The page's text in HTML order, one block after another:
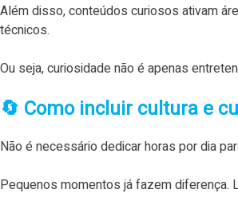
Além disso, conteúdos curiosos ativam
técnicos.
Ou seja, curiosidade não é apenas
🔄 Como incluir cultura e
Não é necessário dedicar horas por dia
Pequenos momentos já fazem diferença.